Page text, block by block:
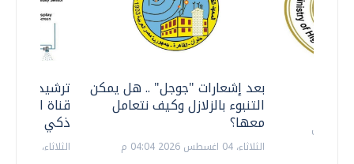
ترشيدا
قناة
ذكي
الثلاثاء، 14 يوليو 2026 06:11 م
بعد إشعارات "جوجل" .. هل يمكن
التنبوء بالزلازل وكيف نتعامل
معها؟
الثلاثاء، 04 اغسطس 2026 04:04 م